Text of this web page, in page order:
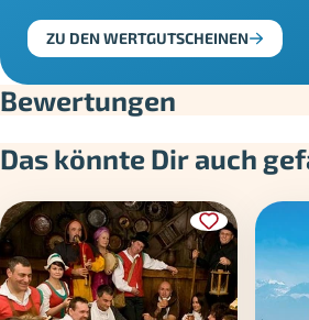
ZU DEN WERTGUTSCHEINEN
Bewertungen
Das könnte Dir auch